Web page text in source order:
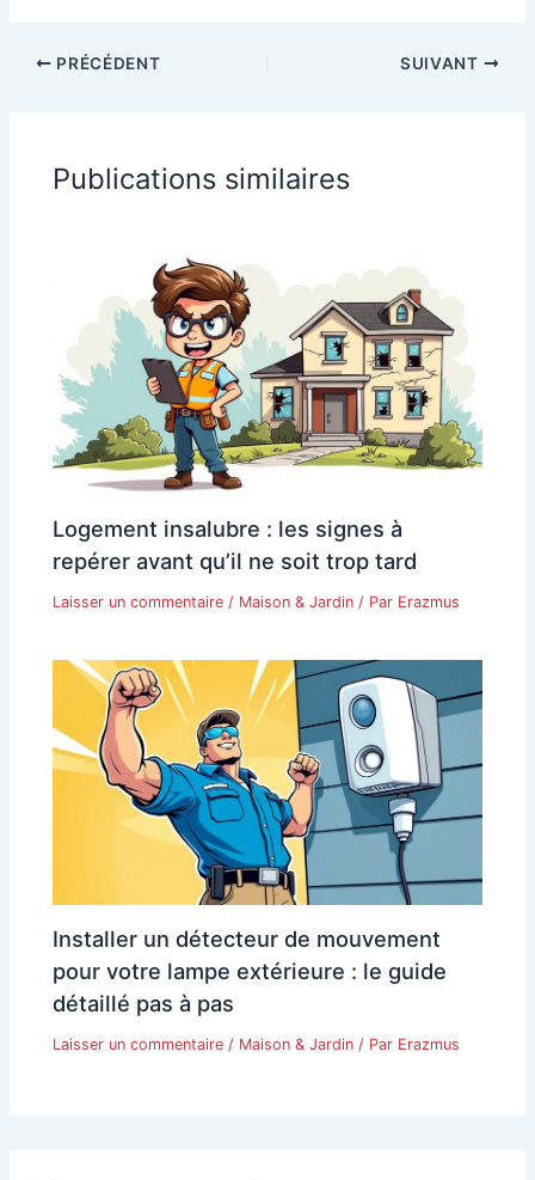
PRÉCÉDENT SUIVANT
Publications similaires
Logement insalubre : les signes à
repérer avant qu’il ne soit trop tard
Laisser un commentaire / Maison & Jardin / Par Erazmus
Installer un détecteur de mouvement
pour votre lampe extérieure : le guide
détaillé pas à pas
Laisser un commentaire / Maison & Jardin / Par Erazmus